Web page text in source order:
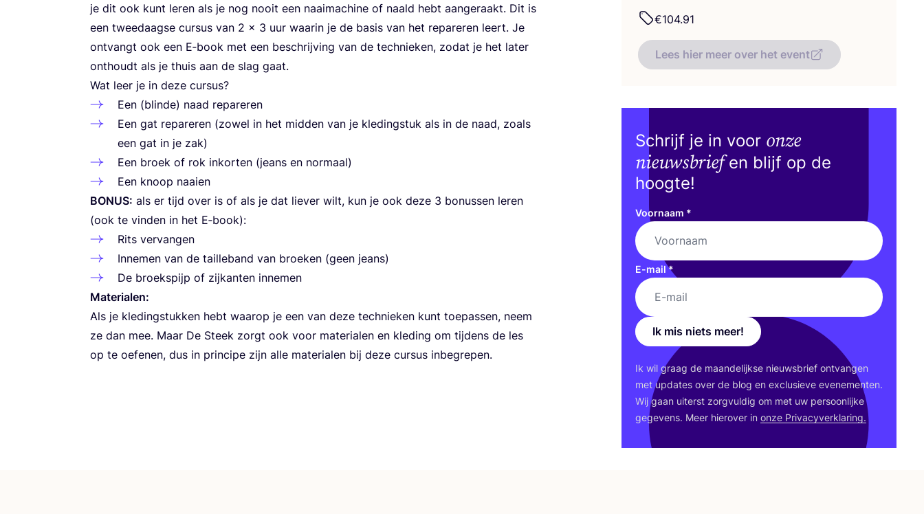
je dit ook kunt leren als je nog nooit een naai­ma­chi­ne of naald hebt aan­ge­raakt. Dit is
een twee­daag­se cur­sus van 2 x 3 uur waar­in je de basis van het repa­re­ren leert. Je
ont­vangt ook een E‑book met een beschrij­ving van de tech­nie­ken, zodat je het later
ont­houdt als je thuis aan de slag gaat.
Wat leer je in deze cursus?
Een (blin­de) naad repareren
Een gat repa­re­ren (zowel in het mid­den van je kle­ding­stuk als in de naad, zoals
een gat in je zak)
Een broek of rok inkor­ten (jeans en normaal)
Een knoop naaien
BONUS: als er tijd over is of als je dat lie­ver wilt, kun je ook deze 3 bonus­sen leren
(ook te vin­den in het E‑book):
Rits ver­van­gen
Inne­men van de tail­le­band van broe­ken (geen jeans)
De broeks­pijp of zij­kan­ten innemen
Mate­ri­a­len:
Als je kle­ding­stuk­ken hebt waar­op je een van deze tech­nie­ken kunt toe­pas­sen, neem
ze dan mee. Maar De Steek zorgt ook voor mate­ri­a­len en kle­ding om tij­dens de les
op te oefe­nen, dus in prin­ci­pe zijn alle mate­ri­a­len bij deze cur­sus inbegrepen.
€104.91
Lees hier meer over het event
Schrijf je in voor onze
nieuwsbriefen blijf op de
hoogte!
Voornaam *
E-mail*
Ik mis niets meer!
Ik wil graag de maan­de­lijk­se nieuws­brief ont­van­gen
met upda­tes over de blog en exclu­sie­ve eve­ne­men­ten.
Wij gaan uiterst zorg­vul­dig om met uw per­soon­lij­ke
gege­vens. Meer hier­over in onze Pri­va­cy­ver­kla­ring.